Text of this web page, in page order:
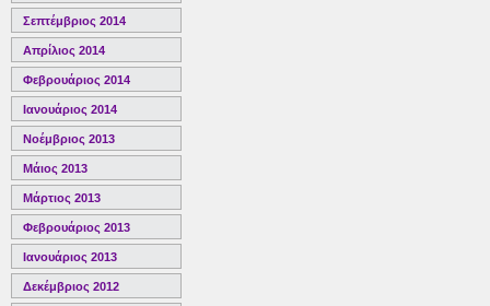
Σεπτέμβριος 2014
Απρίλιος 2014
Φεβρουάριος 2014
Ιανουάριος 2014
Νοέμβριος 2013
Μάιος 2013
Μάρτιος 2013
Φεβρουάριος 2013
Ιανουάριος 2013
Δεκέμβριος 2012